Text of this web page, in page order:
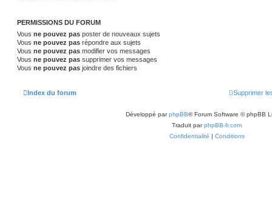
PERMISSIONS DU FORUM
Vous ne pouvez pas poster de nouveaux sujets
Vous ne pouvez pas répondre aux sujets
Vous ne pouvez pas modifier vos messages
Vous ne pouvez pas supprimer vos messages
Vous ne pouvez pas joindre des fichiers
Index du forum Supprimer
Développé parphpBB® Forum Software © phpBB
Traduit parphpBB-fr.com
Confidentialité | Conditions